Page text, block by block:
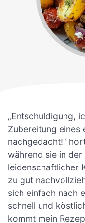
„Entschuldigung,
Zubereitung eines
nachgedacht!“
während sie in der
leidenschaftlicher
zu gut
sich einfach nach
schnell und
kommt mein